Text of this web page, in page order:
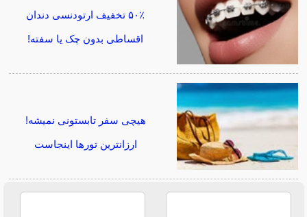
۵۰٪ تخفیف ارتودنسی دندان
اقساطی بدون چک یا سفته!
هیچی سفر تابستونی نمیشه!
ارزانترین تورها اینجاست